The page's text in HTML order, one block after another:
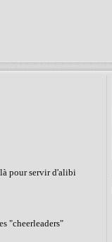
pour servir d'alibi
"cheerleaders"